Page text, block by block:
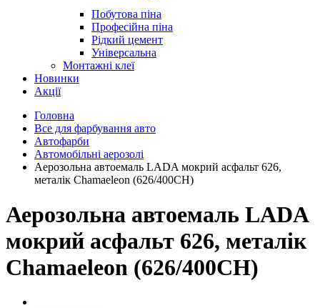
Побутова піна
Професійна піна
Рідкий цемент
Універсальна
Монтажні клеї
Новинки
Акції
Головна
Все для фарбування авто
Автофарби
Автомобільні аерозолі
Аерозольна автоемаль LADA мокрий асфальт 626,
металік Chamaeleon (626/400CH)
Аерозольна автоемаль LADA
мокрий асфальт 626, металік
Chamaeleon (626/400CH)